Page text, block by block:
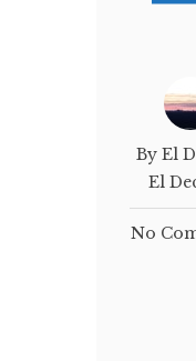
By El
El
No